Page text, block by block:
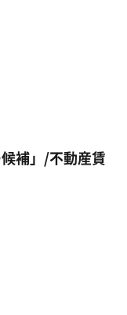
補」/不動産賃